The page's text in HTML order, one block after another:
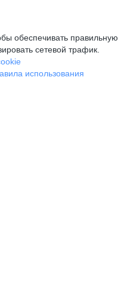
обеспечивать правильную
сетевой трафик.
использования